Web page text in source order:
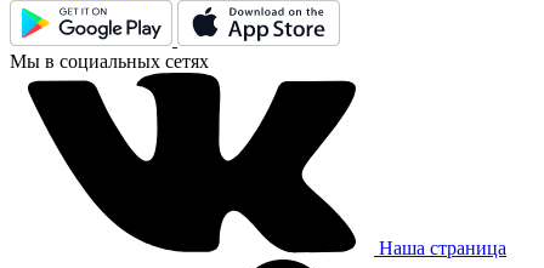
Мы в социальных сетях
Наша страница